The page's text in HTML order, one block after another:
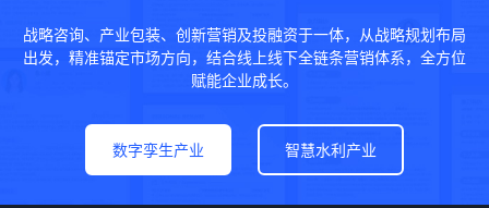
战略咨询、产业包装、创新营销及投融资于一体，从战略规划布局
出发，精准锚定市场方向，结合线上线下全链条营销体系，全方位
赋能企业成长。
数字孪生产业 智慧水利产业